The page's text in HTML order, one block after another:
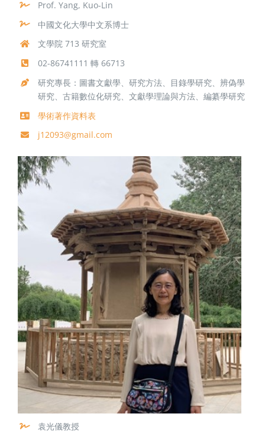
Prof. Yang, Kuo-Lin
中國文化大學中文系博士
文學院 713 研究室
02-86741111 轉 66713
研究專長：圖書文獻學、研究方法、目錄學研究、辨偽學
研究、古籍數位化研究、文獻學理論與方法、編纂學研究
學術著作資料表
j12093@gmail.com
袁光儀教授